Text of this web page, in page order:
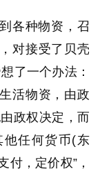
各种物资，召
对接受了贝壳
了一个办法：
活物资，由政
政权决定，而
他任何货币(东
付，定价权”，